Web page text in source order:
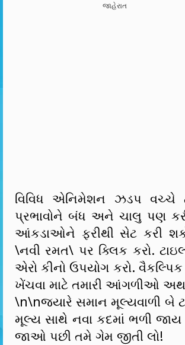
જાહેરાત
વિવિધ એનિમેશન ઝડપ વચ્ચે
પ્રભાવોને બંધ અને ચાલુ પણ
આંકડાઓને ફરીથી સેટ કરી
\નવી રમત\ પર ક્લિક કરો.
એરો કીનો ઉપયોગ કરો.
ખેંચવા માટે તમારી આંગળીઓ
\n\nજ્યારે સમાન મૂલ્યવાળી બે
મૂલ્ય સાથે નવા કદમાં ભળી
જાઓ પછી તમે ગેમ જીતી લો!